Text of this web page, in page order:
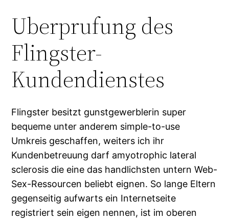
Uberprufung des
Flingster-
Kundendienstes
Flingster besitzt gunstgewerblerin super
bequeme unter anderem simple-to-use
Umkreis geschaffen, weiters ich ihr
Kundenbetreuung darf amyotrophic lateral
sclerosis die eine das handlichsten untern Web-
Sex-Ressourcen beliebt eignen. So lange Eltern
gegenseitig aufwarts ein Internetseite
registriert sein eigen nennen, ist im oberen